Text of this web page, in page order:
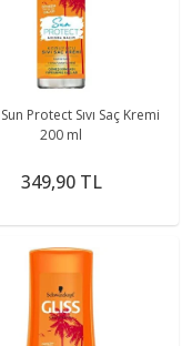
Sun Protect Sıvı Saç Kremi
200 ml
349,90 TL